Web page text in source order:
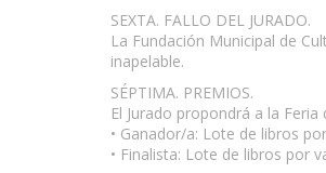
SEXTA. FALLO DEL JURADO.
La Fundación Municipal de
inapelable.
SÉPTIMA. PREMIOS.
El Jurado propondrá a la
• Ganador/a: Lote de libros
• Finalista: Lote de libros por